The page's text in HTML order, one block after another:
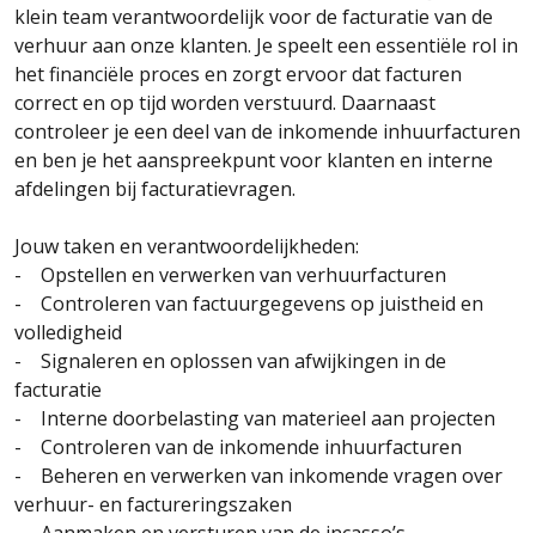
klein team verantwoordelijk voor de facturatie van de
verhuur aan onze klanten. Je speelt een essentiële rol in
het financiële proces en zorgt ervoor dat facturen
correct en op tijd worden verstuurd. Daarnaast
controleer je een deel van de inkomende inhuurfacturen
en ben je het aanspreekpunt voor klanten en interne
afdelingen bij facturatievragen.
Jouw taken en verantwoordelijkheden:
- Opstellen en verwerken van verhuurfacturen
- Controleren van factuurgegevens op juistheid en
volledigheid
- Signaleren en oplossen van afwijkingen in de
facturatie
- Interne doorbelasting van materieel aan projecten
- Controleren van de inkomende inhuurfacturen
- Beheren en verwerken van inkomende vragen over
verhuur- en factureringszaken